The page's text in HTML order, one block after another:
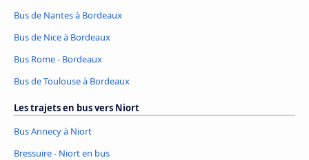
Bus de Nantes à Bordeaux
Bus de Nice à Bordeaux
Bus Rome - Bordeaux
Bus de Toulouse à Bordeaux
Les trajets en bus vers Niort
Bus Annecy à Niort
Bressuire - Niort en bus